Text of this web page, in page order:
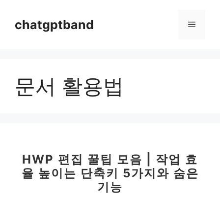
chatgptband 메
문서 활용법
HWP 편집 꿀팁 모음 | 작업 효
율 높이는 단축키 5가지와 숨은
기능